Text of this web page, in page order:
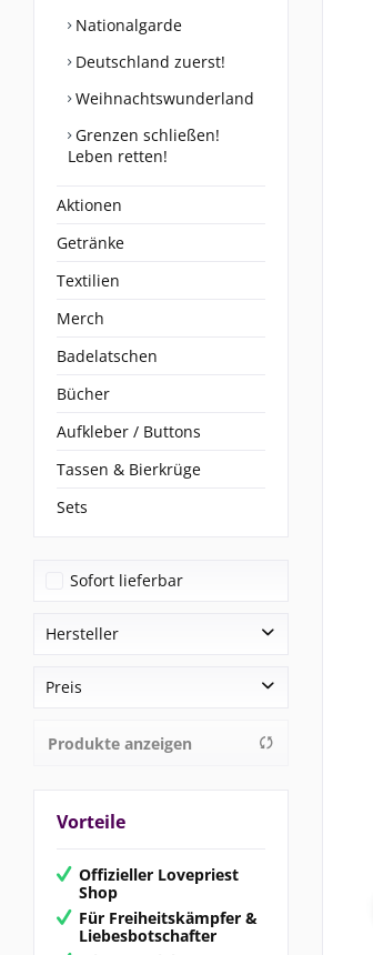
Nationalgarde
Deutschland zuerst!
Weihnachtswunderland
Grenzen schließen!
Leben retten!
Aktionen
Getränke
Textilien
Merch
Badelatschen
Bücher
Aufkleber / Buttons
Tassen & Bierkrüge
Sets
Sofort lieferbar
Hersteller
TimK Merch
Preis
10,90 €bis
Produkte anzeigen
Vorteile
Offizieller Lovepriest
Shop
Für Freiheitskämpfer &
Liebesbotschafter